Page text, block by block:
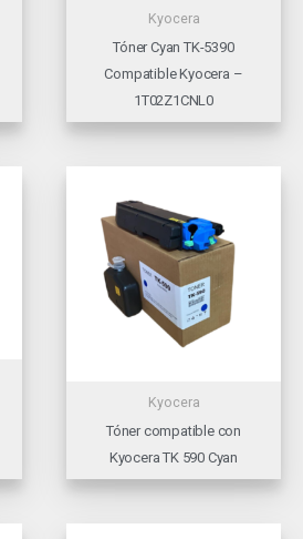
Kyocera
Tóner Cyan TK-5390
Compatible Kyocera –
1T02Z1CNL0
Kyocera
Tóner compatible con
Kyocera TK 590 Cyan